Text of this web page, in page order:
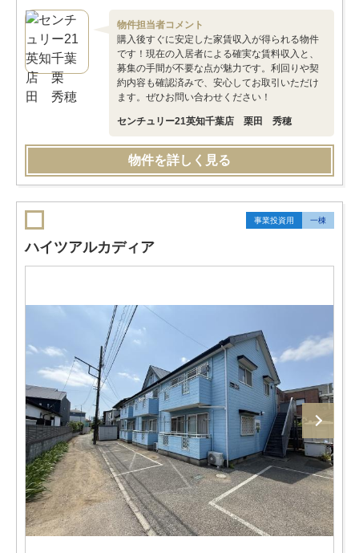
物件担当者コメント
購入後すぐに安定した家賃収入が得られる物件
です！現在の入居者による確実な賃料収入と、
募集の手間が不要な点が魅力です。利回りや契
約内容も確認済みで、安心してお取引いただけ
ます。ぜひお問い合わせください！
センチュリー21英知千葉店 栗田 秀穂
物件を詳しく見る
事業投資用 一棟
ハイツアルカディア